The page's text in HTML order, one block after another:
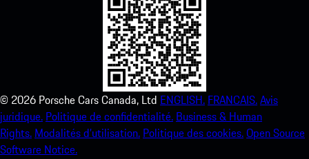
© 2026 Porsche Cars Canada, Ltd ENGLISH. FRANCAIS.Avis
juridique. Politique de confidentialité. Business & Human
Rights. Modalités d’utilisation. Politique des cookies.Open Source
Software Notice.